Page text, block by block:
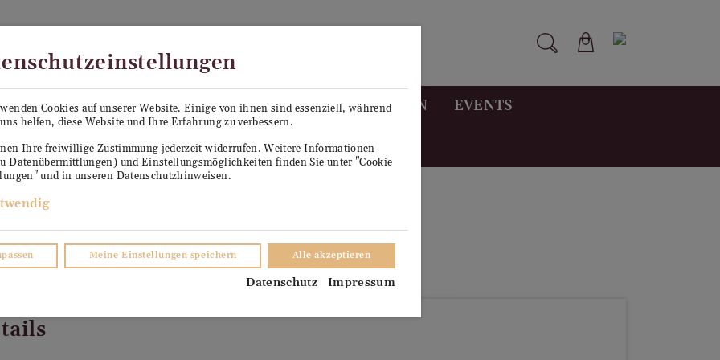
SEPP KÜHLANHÄNGER ANTON VERKOSTUNGEN EVENTS
Cookies auf unserer Website. Einige von ihnen sind essenziell, während
helfen, diese Website und Ihre Erfahrung zu verbessern.
Ihre freiwillige Zustimmung jederzeit widerrufen. Weitere Informationen
Datenübermittlungen) und Einstellungsmöglichkeiten finden Sie unter "Cookie
und in unseren Datenschutzhinweisen.
Meine Einstellungen speichern Alle akzeptieren
Datenschutz Impressum